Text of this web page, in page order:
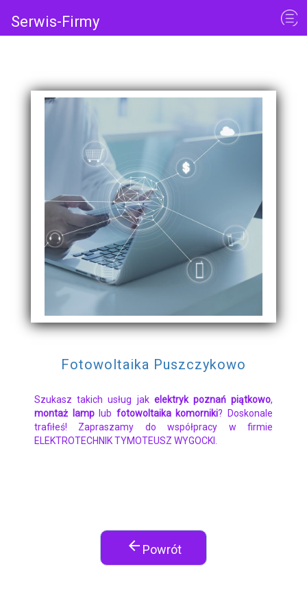
Serwis-Firmy
Fotowoltaika Puszczykowo
Szukasz takich usług jak elektryk poznań piątkowo,
montaż lamplub fotowoltaika komorniki? Doskonale
trafiłeś! Zapraszamy do współpracy w firmie
ELEKTROTECHNIK TYMOTEUSZ WYGOCKI.
arrow_back Powrót